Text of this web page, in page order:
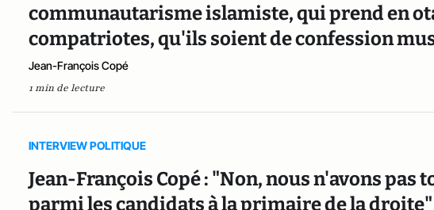
communautarisme islamiste, qui prend en
compatriotes, qu'ils soient de confession
Jean-François Copé
1 min de lecture
INTERVIEW POLITIQUE
Jean-François Copé : "Non, nous n'avons pas
parmi les candidats à la primaire de la droite"